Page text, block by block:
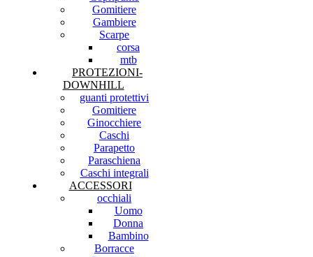
Gomitiere
Gambiere
Scarpe
corsa
mtb
PROTEZIONI-
DOWNHILL
guanti protettivi
Gomitiere
Ginocchiere
Caschi
Parapetto
Paraschiena
Caschi integrali
ACCESSORI
occhiali
Uomo
Donna
Bambino
Borracce